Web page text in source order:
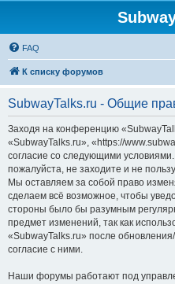
FAQ
К списку форумов
SubwayTalks.ru - Общие
Заходя на конференцию
«SubwayTalks.ru», «https://
согласие со следующими
пожалуйста, не заходите и не
Мы оставляем за собой право
сделаем всё возможное, чтобы
стороны было бы разумным
предмет изменений, так как
«SubwayTalks.ru» после
согласие с ними.
Наши форумы работают под